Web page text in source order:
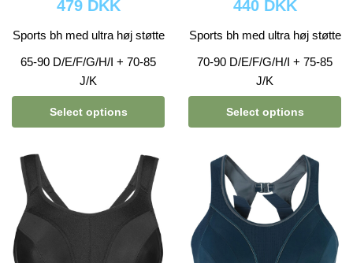
479 DKK
Sports bh med ultra høj støtte
65-90 D/E/F/G/H/I + 70-85
J/K
Select options
440 DKK
Sports bh med ultra høj støtte
70-90 D/E/F/G/H/I + 75-85
J/K
Select options